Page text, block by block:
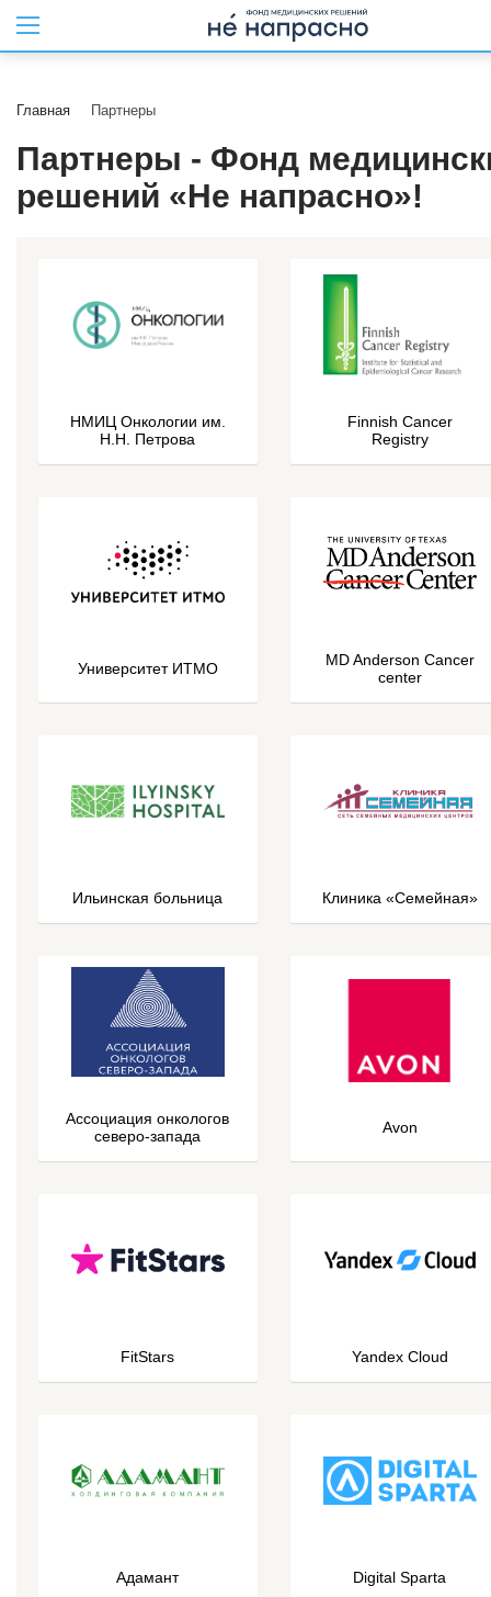
Главная Партнеры
Партнеры - Фонд
решений «Не напрасно»!
НМИЦ Онкологии им.
Н.Н. Петрова
Finnish Cancer
Registry
Университет ИТМО
MD Anderson Cancer
center
Ильинская больница Клиника «Семейная»
Ассоциация онкологов
северо-запада
Avon
FitStars Yandex Cloud
Адамант Digital Sparta